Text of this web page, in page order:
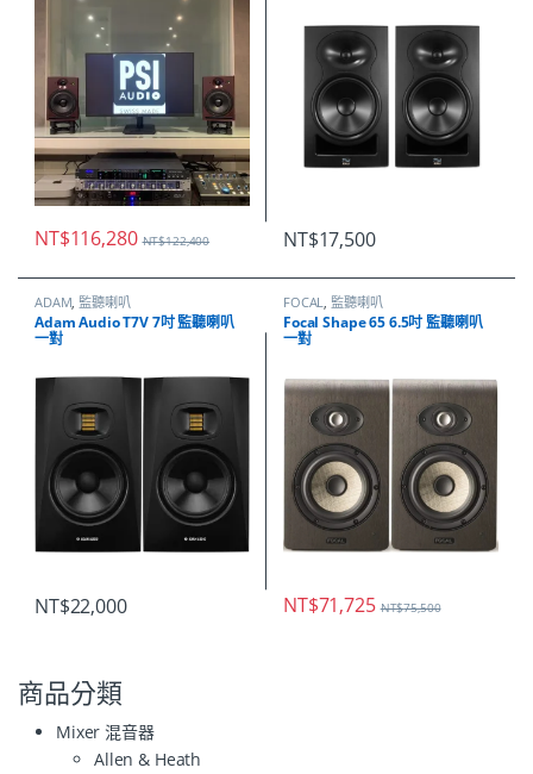
NT$116,280 NT$122,400 NT$17,500
ADAM 監聽喇叭
Adam Audio T7V 7吋 監聽喇叭
一對
NT$22,000
FOCAL 監聽喇叭
Focal Shape 65 6.5吋 監聽喇叭
一對
NT$71,725 NT$75,500
商品分類
Mixer 混音器
Allen & Heath